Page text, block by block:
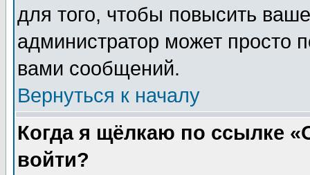
для того, чтобы повысить
администратор может просто
вами сообщений.
Вернуться к началу
Когда я щёлкаю по ссылке
войти?